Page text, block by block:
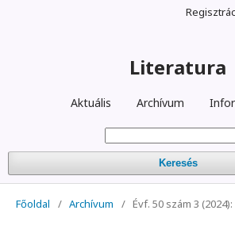
Literatura
Aktuális Archívum
Keresés
Főoldal / Archívum / Évf. 50 szám 3